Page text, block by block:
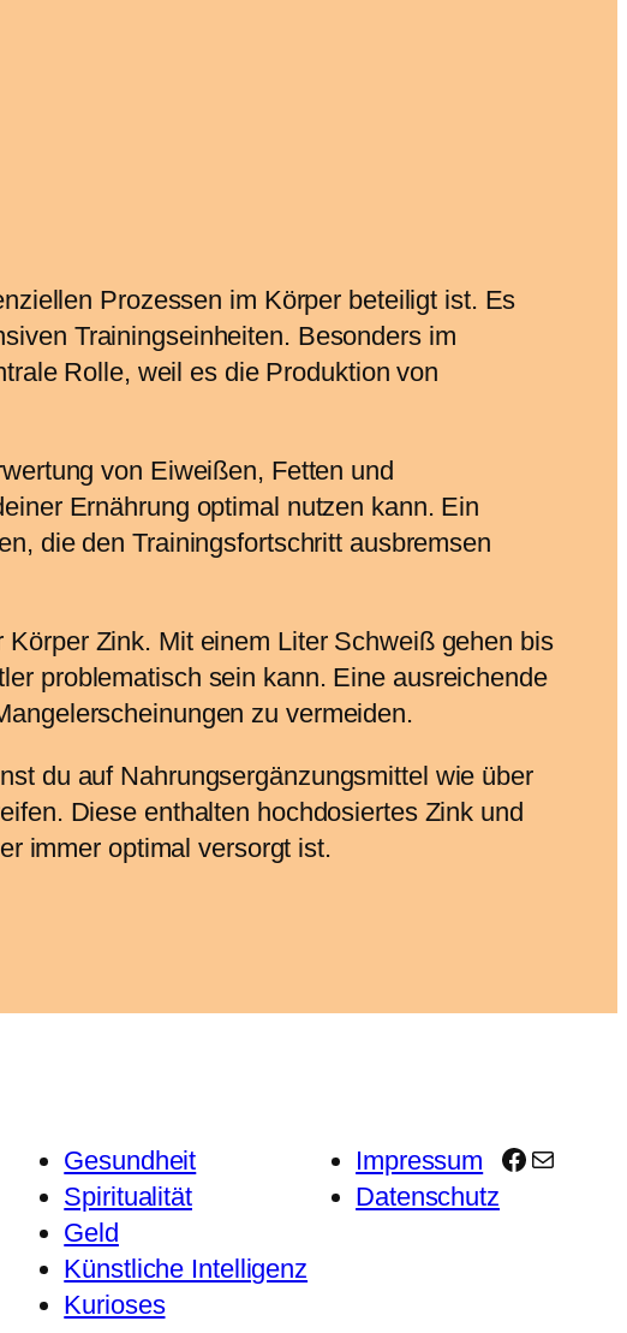
Prozessen im Körper beteiligt ist. Es
Trainingseinheiten. Besonders im
Rolle, weil es die Produktion von
von Eiweißen, Fetten und
Ernährung optimal nutzen kann. Ein
die den Trainingsfortschritt ausbremsen
Zink. Mit einem Liter Schweiß gehen bis
problematisch sein kann. Eine ausreichende
zu vermeiden.
du auf Nahrungsergänzungsmittel wie über
Diese enthalten hochdosiertes Zink und
immer optimal versorgt ist.
Gesundheit
Spiritualität
Geld
Künstliche Intelligenz
Kurioses
Impressum
Datenschutz
Facebook
E-Mail